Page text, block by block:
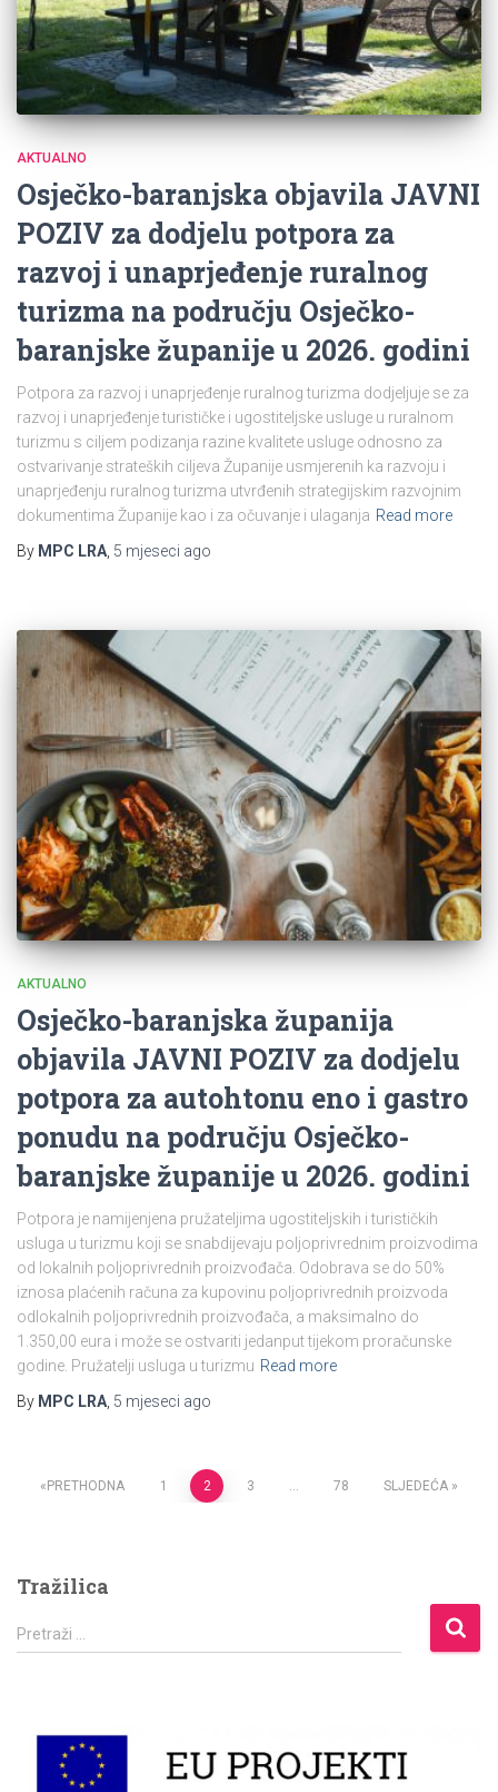
AKTUALNO
Osječko-baranjska objavila JAVNI
POZIV za dodjelu potpora za
razvoj i unaprjeđenje ruralnog
turizma na području Osječko-
baranjske županije u 2026. godini
Potpora za razvoj i unaprjeđenje ruralnog turizma dodjeljuje se za
razvoj i unaprjeđenje turističke i ugostiteljske usluge u ruralnom
turizmu s ciljem podizanja razine kvalitete usluge odnosno za
ostvarivanje strateških ciljeva Županije usmjerenih ka razvoju i
unaprjeđenju ruralnog turizma utvrđenih strategijskim razvojnim
dokumentima Županije kao i za očuvanje i ulaganja Read more
By MPC LRA, 5 mjeseci ago
AKTUALNO
Osječko-baranjska županija
objavila JAVNI POZIV za dodjelu
potpora za autohtonu eno i gastro
ponudu na području Osječko-
baranjske županije u 2026. godini
Potpora je namijenjena pružateljima ugostiteljskih i turističkih
usluga u turizmu koji se snabdijevaju poljoprivrednim proizvodima
od lokalnih poljoprivrednih proizvođača. Odobrava se do 50%
iznosa plaćenih računa za kupovinu poljoprivrednih proizvoda
odlokalnih poljoprivrednih proizvođača, a maksimalno do
1.350,00 eura i može se ostvariti jedanput tijekom proračunske
godine. Pružatelji usluga u turizmu Read more
By MPC LRA 5 mjeseci ago
Brojevi
objava
PRETHODNA 1 2 3 … 78 SLJEDEĆA
Tražilica
P
r
Pretraži …